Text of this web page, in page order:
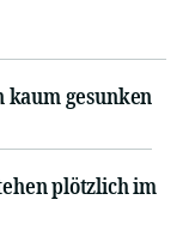
kaum gesunken
plötzlich im